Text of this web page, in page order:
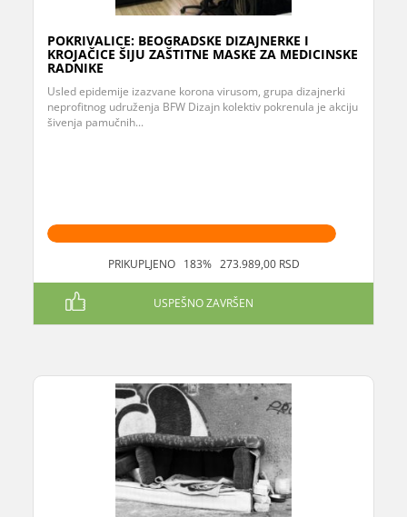
POKRIVALICE: BEOGRADSKE DIZAJNERKE I
KROJAČICE ŠIJU ZAŠTITNE MASKE ZA MEDICINSKE
RADNIKE
Usled epidemije izazvane korona virusom, grupa dizajnerki
neprofitnog udruženja BFW Dizajn kolektiv pokrenula je akciju
šivenja pamučnih...
PRIKUPLJENO 183% 273.989,00 RSD
USPEŠNO ZAVRŠEN